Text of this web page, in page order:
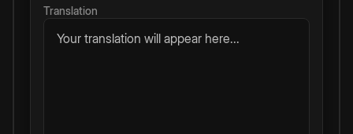
Translation
Your translation will appear here...